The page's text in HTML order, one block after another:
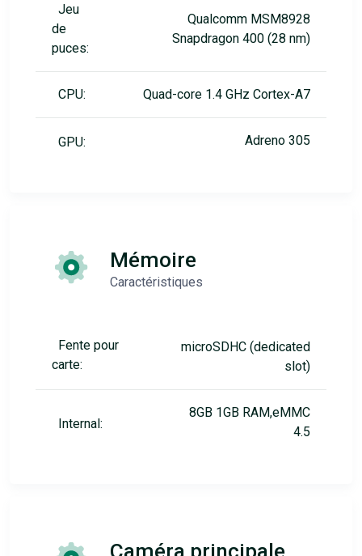
Jeu
de
puces:
Qualcomm MSM8928
Snapdragon 400 (28 nm)
CPU: Quad-core 1.4 GHz Cortex-A7
GPU: Adreno 305
Mémoire
Caractéristiques
Fente pour
carte:
microSDHC (dedicated
slot)
Internal:
8GB 1GB RAM,eMMC
4.5
Caméra principale